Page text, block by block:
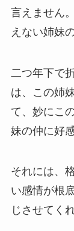
言えません
えない姉妹
二つ年下で
は、この姉
て、妙にこ
妹の仲に好
それには、
い感情が根
じさせてく